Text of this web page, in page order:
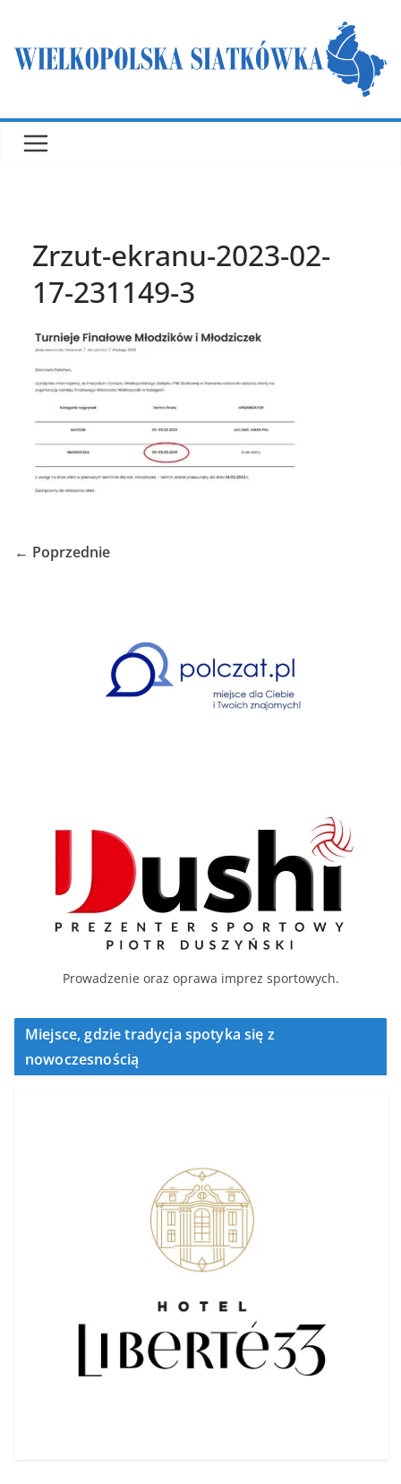
treści
Zrzut-ekranu-2023-02-
17-231149-3
← Poprzednie
Prowadzenie oraz oprawa imprez sportowych.
Miejsce, gdzie tradycja spotyka się z
nowoczesnością